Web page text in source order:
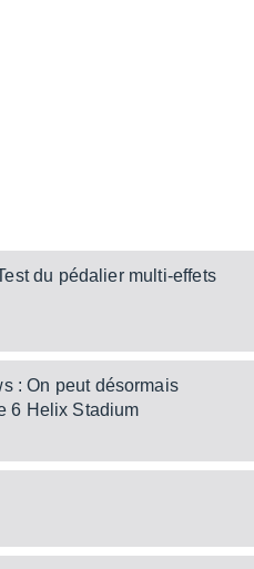
du pédalier multi-effets
: On peut désormais
6 Helix Stadium